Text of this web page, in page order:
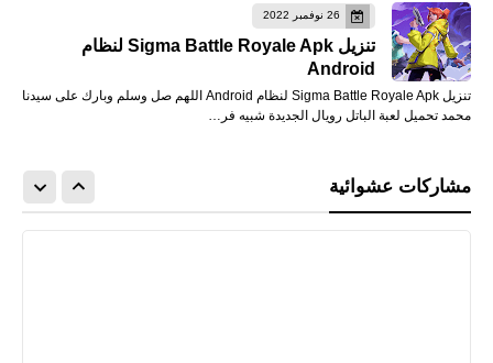
26 نوفمبر 2022
تنزيل Sigma Battle Royale Apk لنظام
Android
تنزيل Sigma Battle Royale Apk لنظام Android اللهم صل وسلم وبارك على سيدنا
محمد تحميل لعبة الباتل رويال الجديدة شبيه فر…
مشاركات عشوائية